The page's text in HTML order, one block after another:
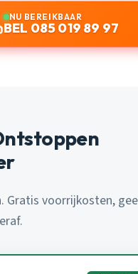
NU BEREIKBAAR
BEL 085 019 89 97
Gratis voorrijkosten,